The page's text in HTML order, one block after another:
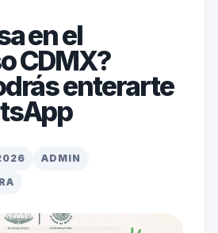
en el
CDMX?
enterarte
ADMIN